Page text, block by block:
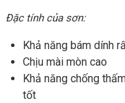
Đặc tính của sơn:
Khả năng bám dính
Chịu mài mòn cao
Khả năng chống
tốt